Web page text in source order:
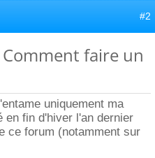
#2
faire un
uniquement ma
en fin d'hiver l'an dernier
ce forum (notamment sur